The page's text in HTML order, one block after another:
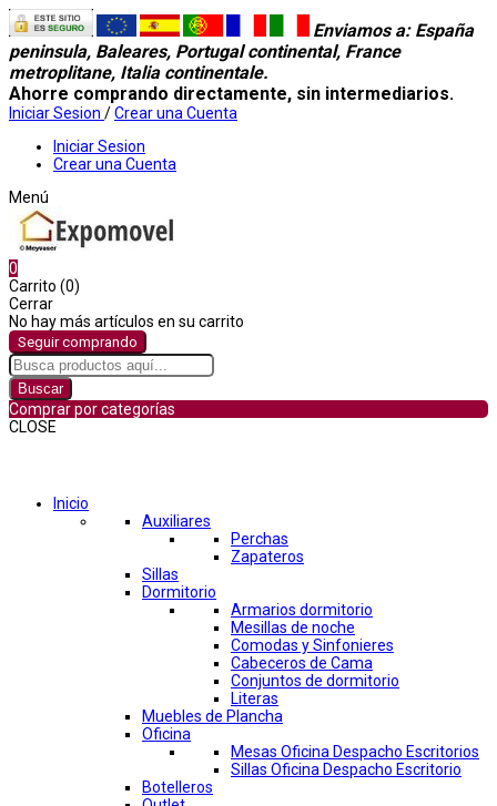
Enviamos a: España
peninsula, Baleares, Portugal continental, France
metroplitane, Italia continentale.
Ahorre comprando directamente, sin intermediarios.
Iniciar Sesion /Crear una Cuenta
Iniciar Sesion
Crear una Cuenta
Menú
0
Carrito (0)
Cerrar
No hay más artículos en su carrito
Seguir comprando
Buscar
Comprar por categorías
CLOSE
Inicio
Auxiliares
Perchas
Zapateros
Sillas
Dormitorio
Armarios dormitorio
Mesillas de noche
Comodas y Sinfonieres
Cabeceros de Cama
Conjuntos de dormitorio
Literas
Muebles de Plancha
Oficina
Mesas Oficina Despacho Escritorios
Sillas Oficina Despacho Escritorio
Botelleros